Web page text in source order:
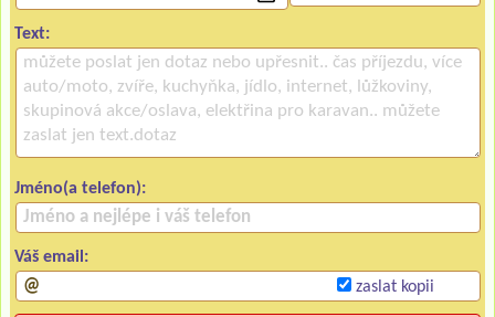
Text:
Jméno(a telefon):
Váš email:
zaslat kopii